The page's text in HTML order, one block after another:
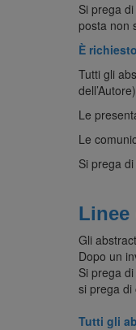
Si prega
posta non
È
Tutti gli
Le
Le
Si prega
Gli
Dopo un
Si prega
si prega di
Tutti gli